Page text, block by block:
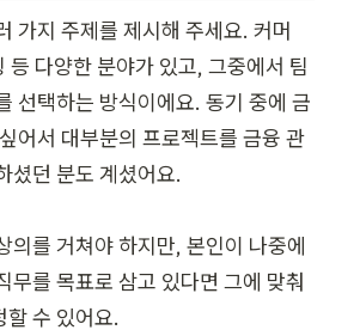
가지 주제를 제시해 주세요. 커머
등 다양한 분야가 있고, 그중에서 팀
선택하는 방식이에요. 동기 중에 금
어서 대부분의 프로젝트를 금융 관
셨던 분도 계셨어요.
의를 거쳐야 하지만, 본인이 나중에
무를 목표로 삼고 있다면 그에 맞춰
수 있어요.